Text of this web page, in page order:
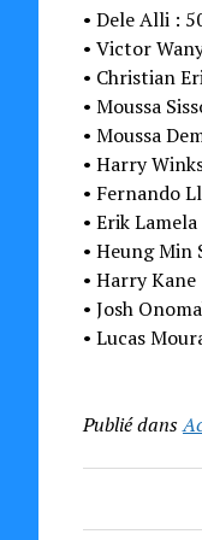
• Dele Alli :
• Victor
• Christian
• Moussa
• Moussa
• Harry
• Fernando
• Erik
• Heung Min
• Harry
• Josh
• Lucas
Publié dans